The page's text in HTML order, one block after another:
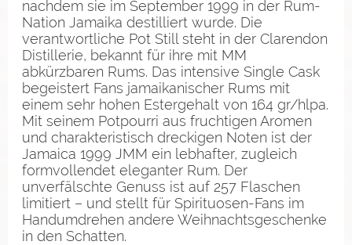
nachdem sie im September 1999 in der Rum-
Nation Jamaika destilliert wurde. Die
verantwortliche Pot Still steht in der Clarendon
Distillerie, bekannt für ihre mit MM
abkürzbaren Rums. Das intensive Single Cask
begeistert Fans jamaikanischer Rums mit
einem sehr hohen Estergehalt von 164 gr/hlpa.
Mit seinem Potpourri aus fruchtigen Aromen
und charakteristisch dreckigen Noten ist der
Jamaica 1999 JMM ein lebhafter, zugleich
formvollendet eleganter Rum. Der
unverfälschte Genuss ist auf 257 Flaschen
limitiert – und stellt für Spirituosen-Fans im
Handumdrehen andere Weihnachtsgeschenke
in den Schatten.